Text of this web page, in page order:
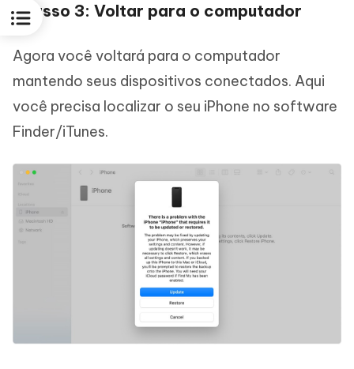
Passo 3: Voltar para o computador
Agora você voltará para o computador
mantendo seus dispositivos conectados. Aqui
você precisa localizar o seu iPhone no software
Finder/iTunes.